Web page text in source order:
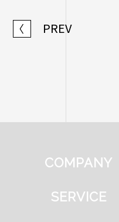
〈 PREV
COMPANY
SERVICE